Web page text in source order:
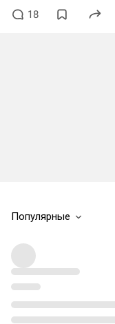
18
Популярные